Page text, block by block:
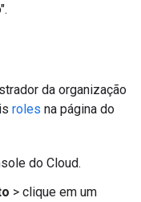
da organização
roles na página do
do Cloud.
> clique em um